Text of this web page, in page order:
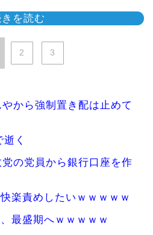
を読む
2 3
から強制置き配は止めて
く
の党員から銀行口座を作
楽責めしたいｗｗｗｗｗ
最盛期へｗｗｗｗｗ